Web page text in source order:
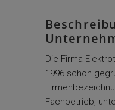
Die Firma
1996 schon
Fachbetrieb,